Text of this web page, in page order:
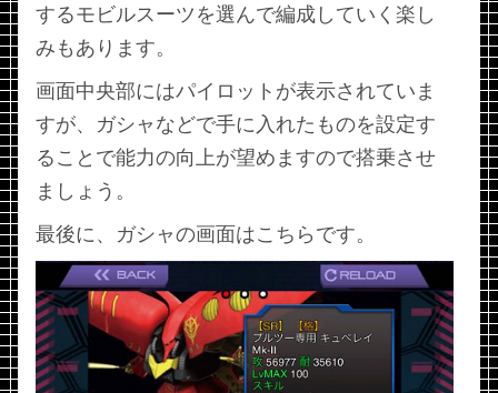
するモビルスーツを選んで編成していく楽し
みもあります。
画面中央部にはパイロットが表示されていま
すが、ガシャなどで手に入れたものを設定す
ることで能力の向上が望めますので搭乗させ
ましょう。
最後に、ガシャの画面はこちらです。